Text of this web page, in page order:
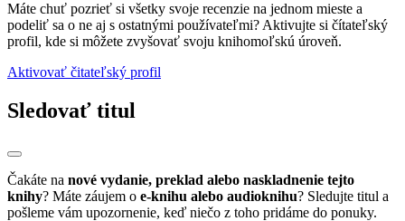
Máte chuť pozrieť si všetky svoje recenzie na jednom mieste a
podeliť sa o ne aj s ostatnými používateľmi? Aktivujte si čítateľský
profil, kde si môžete zvyšovať svoju knihomoľskú úroveň.
Aktivovať čitateľský profil
Sledovať titul
Čakáte na nové vydanie, preklad alebo naskladnenie tejto
knihy? Máte záujem o e-knihu alebo audioknihu? Sledujte titul a
pošleme vám upozornenie, keď niečo z toho pridáme do ponuky.